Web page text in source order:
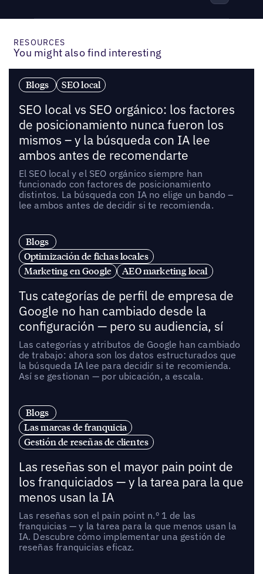
RESOURCES
You might also find interesting
Blogs SEO local
SEO local vs SEO orgánico: los factores
de posicionamiento nunca fueron los
mismos – y la búsqueda con IA lee
ambos antes de recomendarte
El SEO local y el SEO orgánico siempre han
funcionado con factores de posicionamiento
distintos. La búsqueda con IA no elige un bando –
lee ambos antes de decidir si te recomienda.
Blogs
Optimización de fichas locales
Marketing en Google
AEO marketing local
Tus categorías de perfil de empresa de
Google no han cambiado desde la
configuración — pero su audiencia, sí
Las categorías y atributos de Google han cambiado
de trabajo: ahora son los datos estructurados que
la búsqueda IA lee para decidir si te recomienda.
Así se gestionan — por ubicación, a escala.
Blogs
Las marcas de franquicia
Gestión de reseñas de clientes
Las reseñas son el mayor pain point de
los franquiciados — y la tarea para la que
menos usan la IA
Las reseñas son el pain point n.º 1 de las
franquicias — y la tarea para la que menos usan la
IA. Descubre cómo implementar una gestión de
reseñas franquicias eficaz.